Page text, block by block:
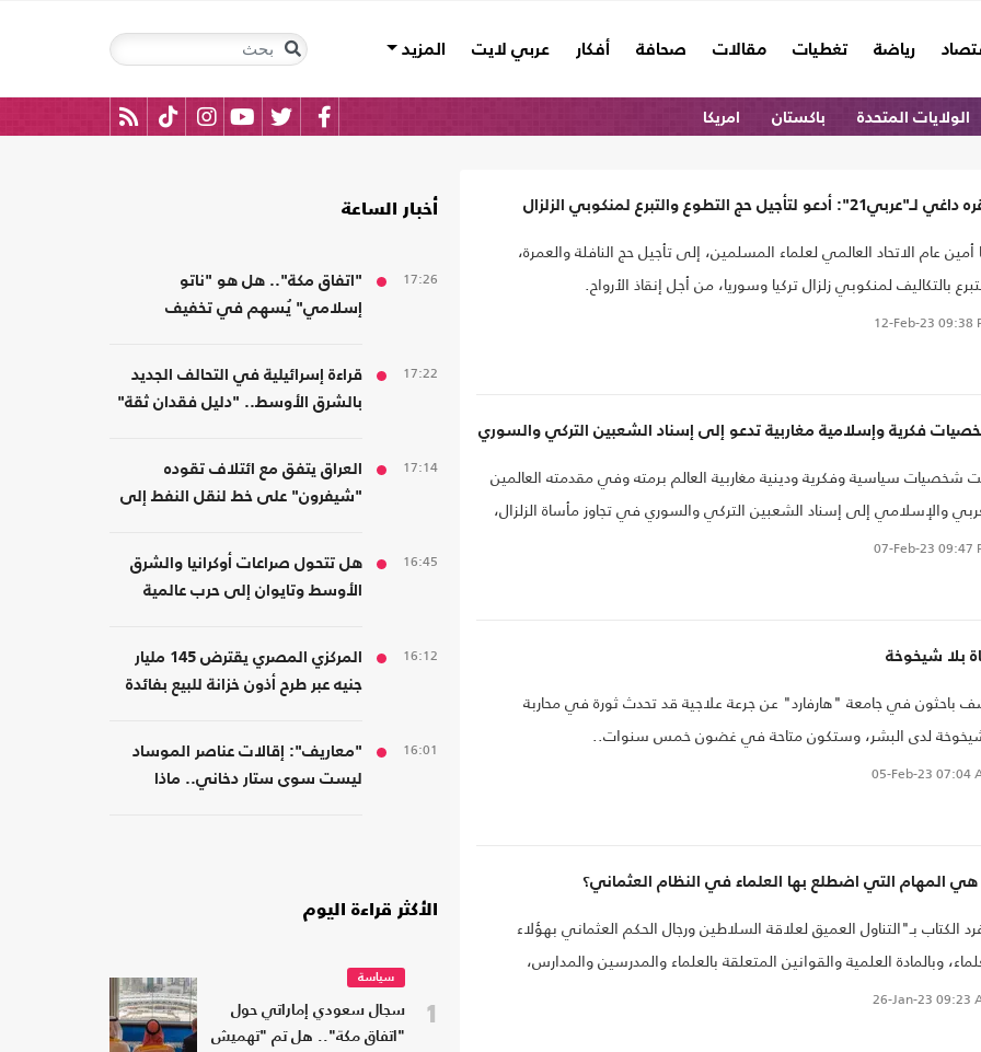
رياضة تغطيات مقالات صحافة أفكار عربي لايت المزيد
الولايات المتحدة باكستان امريكا
داغي لـ"عربي21": أدعو لتأجيل حج التطوع والتبرع لمنكوبي الزلزال
أمين عام الاتحاد العالمي لعلماء المسلمين، إلى تأجيل حج النافلة والعمرة،
بالتكاليف لمنكوبي زلزال تركيا وسوريا، من أجل إنقاذ الأرواح.
12-Feb-23 09:38
فكرية وإسلامية مغاربية تدعو إلى إسناد الشعبين التركي والسوري
شخصيات سياسية وفكرية ودينية مغاربية العالم برمته وفي مقدمته العالمين
والإسلامي إلى إسناد الشعبين التركي والسوري في تجاوز مأساة الزلزال،
بما يلزم من أجل الحد من التداعيات الكارثية التي من شأنها أن تأتي على
07-Feb-23 09:47
بلا شيخوخة
باحثون في جامعة "هارفارد" عن جرعة علاجية قد تحدث ثورة في محاربة
لدى البشر، وستكون متاحة في غضون خمس سنوات..
05-Feb-23 07:04
هي المهام التي اضطلع بها العلماء في النظام العثماني؟
الكتاب بـ"التناول العميق لعلاقة السلاطين ورجال الحكم العثماني بهؤلاء
وبالمادة العلمية والقوانين المتعلقة بالعلماء والمدرسين والمدارس،
26-Jan-23 09:23
أخبار الساعة
17:26
"اتفاق مكة".. هل هو "ناتو
إسلامي" يُسهم في تخفيف
17:22
قراءة إسرائيلية في التحالف الجديد
بالشرق الأوسط.. "دليل فقدان ثقة"
17:14
العراق يتفق مع ائتلاف تقوده
"شيفرون" على خط لنقل النفط إلى
16:45
هل تتحول صراعات أوكرانيا والشرق
الأوسط وتايوان إلى حرب عالمية
16:12
المركزي المصري يقترض 145 مليار
جنيه عبر طرح أذون خزانة للبيع بفائدة
16:01
"معاريف": إقالات عناصر الموساد
ليست سوى ستار دخاني.. ماذا
الأكثر قراءة اليوم
1
سياسة
سجال سعودي إماراتي حول
"اتفاق مكة".. هل تم "تهميش